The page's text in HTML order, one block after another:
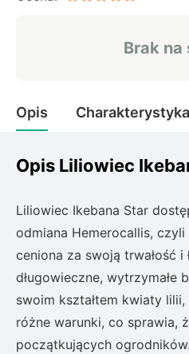
Turzyca (carex)
Różanecznik
Pnącza
Glicynia (wisteria)
Wiciokrzew
Bluszcz
Ewodia (tetradium
Brak na
Opis Charakterystyka
Opis Liliowiec
Liliowiec Ikebana Star
odmiana Hemerocallis,
ceniona za swoją trwałość i
długowieczne, wytrzymałe
swoim kształtem kwiaty
różne warunki, co sprawia,
początkujących